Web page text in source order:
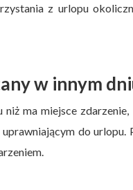
z urlopu
w innym
niż ma miejsce
do urlopu.